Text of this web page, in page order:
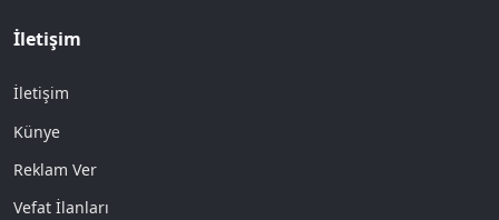
İletişim
İletişim
Künye
Reklam Ver
Vefat İlanları